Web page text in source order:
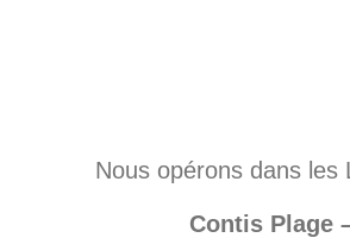
Nous opérons dans
Contis Plage